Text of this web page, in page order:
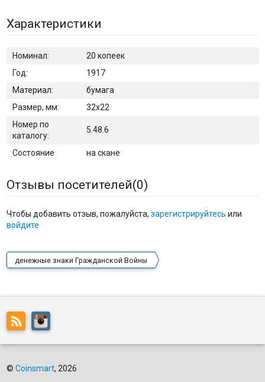
Характеристики
Номинал:
20 копеек
Год:
1917
Материал:
бумага
Размер, мм:
32х22
Номер по
каталогу:
5.48.6
Состояние на скане
Отзывы посетителей(0)
Чтобы добавить отзыв, пожалуйста, зарегистрируйтесь или
войдите
денежные знаки Гражданской Войны
© Coinsmart, 2026